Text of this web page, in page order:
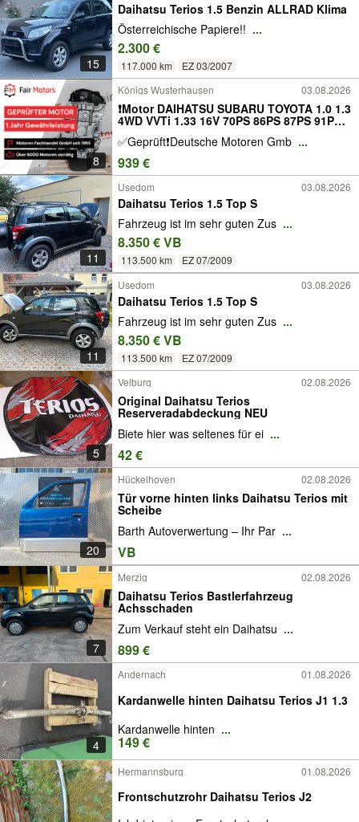
15
Daihatsu Terios 1.5 Benzin ALLRAD Klima
Österreichische Papiere!! ...
2.300 €
117.000 km EZ 03/2007
8
Königs Wusterhausen 03.08.2026
❗Motor DAIHATSU SUBARU TOYOTA 1.0 1.3
4WD VVTi 1.33 16V 70PS 86PS 87PS 91PS
MATERIA CHARADE 1KRFE K3VE 1NRFE
51kW 63kW 64kW 67kW 73kW 94.907KM
Komplett Bj2009 Gebra
✅Geprüft❗️Deutsche Motoren Gmb ...
939 €
11
Usedom 03.08.2026
Daihatsu Terios 1.5 Top S
Fahrzeug ist im sehr guten Zus ...
8.350 € VB
113.500 km EZ 07/2009
11
Usedom 03.08.2026
Daihatsu Terios 1.5 Top S
Fahrzeug ist im sehr guten Zus ...
8.350 € VB
113.500 km EZ 07/2009
5
Velburg 02.08.2026
Original Daihatsu Terios
Reserveradabdeckung NEU
Biete hier was seltenes für ei ...
42 €
20
Hückelhoven 02.08.2026
Tür vorne hinten links Daihatsu Terios mit
Scheibe
Barth Autoverwertung – Ihr Par ...
VB
7
Merzig 02.08.2026
Daihatsu Terios Bastlerfahrzeug
Achsschaden
Zum Verkauf steht ein Daihatsu ...
899 €
4
Andernach 01.08.2026
Kardanwelle hinten Daihatsu Terios J1 1.3
Kardanwelle hinten ...
149 €
Hermannsburg 01.08.2026
Frontschutzrohr Daihatsu Terios J2